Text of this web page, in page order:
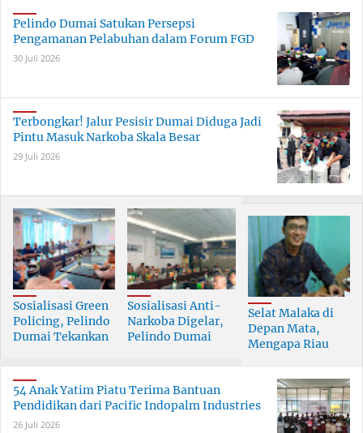
Pelindo Dumai Satukan Persepsi
Pengamanan Pelabuhan dalam Forum FGD
30 Juli 2026
Terbongkar! Jalur Pesisir Dumai Diduga Jadi
Pintu Masuk Narkoba Skala Besar
29 Juli 2026
Sosialisasi Green
Policing, Pelindo
Dumai Tekankan
Bersama
Sosialisasi Anti-
Narkoba Digelar,
Pelindo Dumai
Berkualitas
Selat Malaka di
Depan Mata,
Mengapa Riau
54 Anak Yatim Piatu Terima Bantuan
Pendidikan dari Pacific Indopalm Industries
26 Juli 2026